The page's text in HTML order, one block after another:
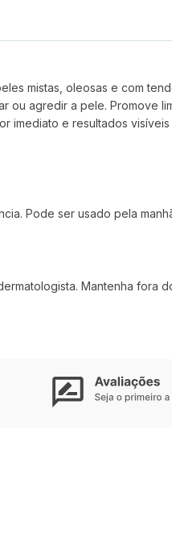
mistas, oleosas e com
agredir a pele. Promove
e resultados
Pode ser usado pela
Mantenha fora